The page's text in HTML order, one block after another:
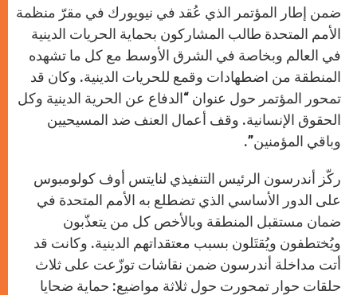
p
p
g
e
r
o
k
ضمن إطار المؤتمر الذي عُقد في نيويورك في مقرّ منظمة
الأمم المتحدة طالب المشاركون بحماية الحريات الدينية
في العالم وبخاصة في الشرق الأوسط مع كل ما تشهده
المنطقة من اضطهادات وقمع للحريات الدينية. وكان قد
تمحور المؤتمر حول عنوان “الدفاع عن الحرية الدينية وكل
الحقوق الإنسانية. وقف أعمال العنف ضد المسيحيين
وباقي المؤمنين”.
ركّز أندرسون الرئيس التنفيذي لنايتس أوف كولومبوس
على الدور الأساسي الذي تضطلع به الأمم المتحدة في
ضمان مستقبل المنطقة وبالأخص كل من يتعذّبون
ويُختطفون ويُقتَلون بسبب معتقداتهم الدينية. وكانت قد
أتت مداخلة أندرسون ضمن نقاشات توزّعت على ثلاث
حلقات حوار تمحورت حول ثلاثة مواضيع: حماية ضحايا